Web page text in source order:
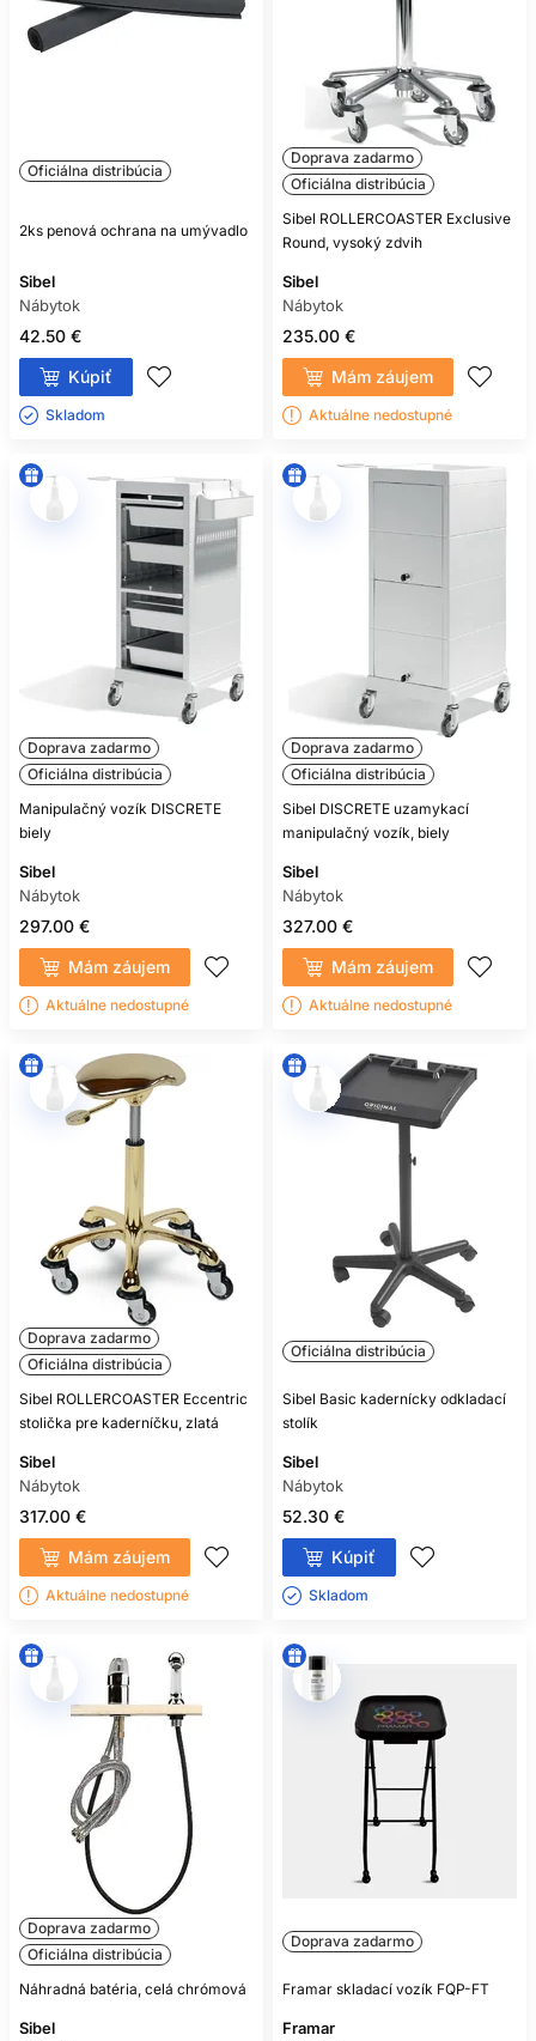
Oficiálna distribúcia
2ks penová ochrana na umývadlo
Sibel
Nábytok
42.50 €
Kúpiť
Skladom ㅤ
Doprava zadarmo
Oficiálna distribúcia
Sibel ROLLERCOASTER Exclusive
Round, vysoký zdvih
Sibel
Nábytok
235.00 €
Mám záujem
Aktuálne nedostupné
Doprava zadarmo
Oficiálna distribúcia
Manipulačný vozík DISCRETE
biely
Sibel
Nábytok
297.00 €
Mám záujem
Aktuálne nedostupné
Doprava zadarmo
Oficiálna distribúcia
Sibel DISCRETE uzamykací
manipulačný vozík, biely
Sibel
Nábytok
327.00 €
Mám záujem
Aktuálne nedostupné
Doprava zadarmo
Oficiálna distribúcia
Sibel ROLLERCOASTER Eccentric
stolička pre kaderníčku, zlatá
Sibel
Nábytok
317.00 €
Mám záujem
Aktuálne nedostupné
Oficiálna distribúcia
Sibel Basic kadernícky odkladací
stolík
Sibel
Nábytok
52.30 €
Kúpiť
Skladom ㅤ
Doprava zadarmo
Oficiálna distribúcia
Náhradná batéria, celá chrómová
Sibel
Doprava zadarmo
Framar skladací vozík FQP-FT
Framar